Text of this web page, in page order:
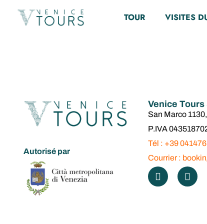
TOUR VISITES
Doges,
galerie
Autorisé par
Venice Tours
San Marco
P.IVA
Tél : +39
Courrier :